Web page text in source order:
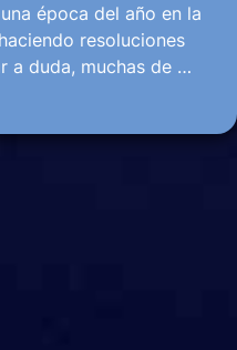
época del año en la
resoluciones
a duda, muchas de …